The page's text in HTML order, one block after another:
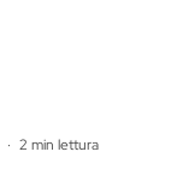
· 2 min lettura